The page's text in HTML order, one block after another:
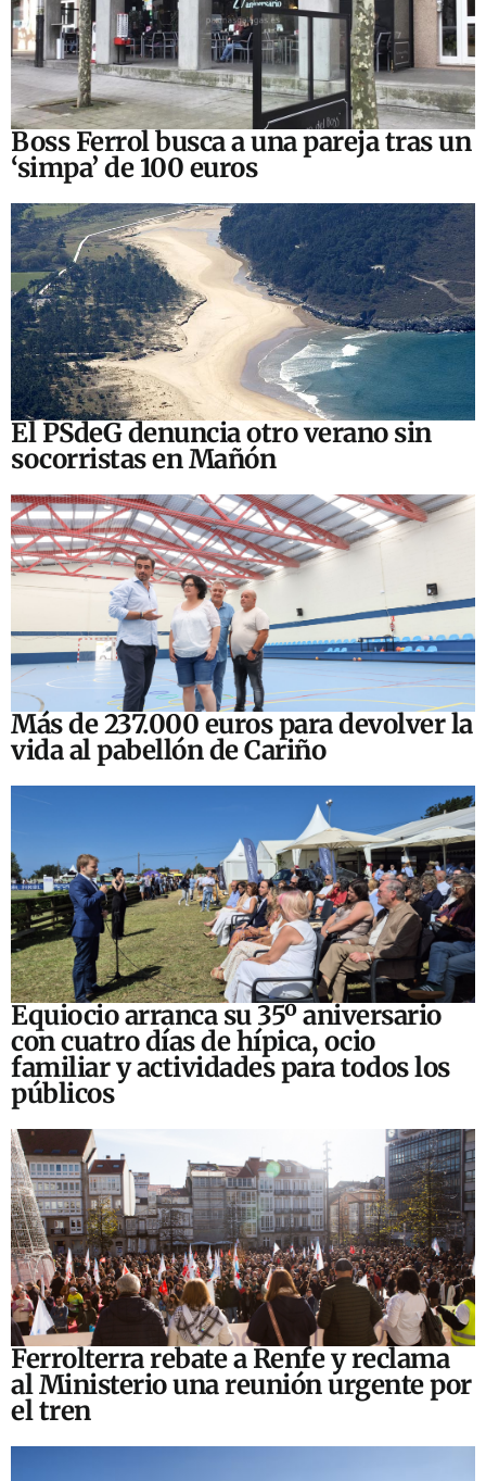
Boss Ferrol busca a una pareja tras un
‘simpa’ de 100 euros
El PSdeG denuncia otro verano sin
socorristas en Mañón
Más de 237.000 euros para devolver la
vida al pabellón de Cariño
Equiocio arranca su 35º aniversario
con cuatro días de hípica, ocio
familiar y actividades para todos los
públicos
Ferrolterra rebate a Renfe y reclama
al Ministerio una reunión urgente por
el tren